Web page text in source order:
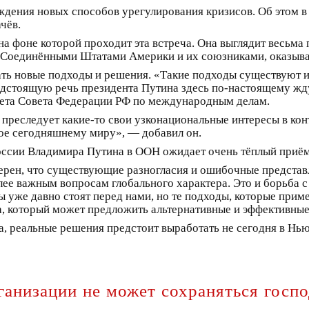
новых способов урегулирования кризисов. Об этом в
которой проходит эта встреча. Она выглядит
Соединёнными Штатами Америки и их союзниками,
новые подходы и решения. «Такие подходы существуют
речь президента Путина здесь по-настоящему
Совета Федерации РФ по международным делам.
какие-то свои узконациональные интересы в
сегодняшнему миру», — добавил он.
Владимира Путина в ООН ожидает очень тёплый
что существующие разногласия и ошибочные
важным вопросам глобального характера. Это и
давно стоят перед нами, но те подходы, которые
который может предложить альтернативные и
реальные решения предстоит выработать не сегодня в
не может сохраняться